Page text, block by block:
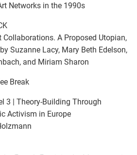
Networks in the 1990s
A Proposed Utopian,
Suzanne Lacy, Mary Beth Edelson,
and Miriam Sharon
Break
3 | Theory-Building Through
Activism in Europe